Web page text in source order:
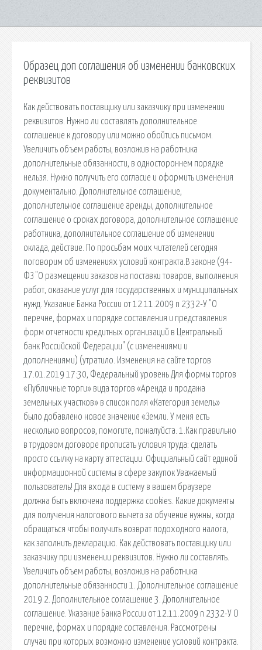
Образец доп соглашения об изменении банковских
реквизитов
Как действовать поставщику или заказчику при изменении
реквизитов. Нужно ли составлять дополнительное
соглашение к договору или можно обойтись письмом.
Увеличить объем работы, возложив на работника
дополнительные обязанности, в одностороннем порядке
нельзя. Нужно получить его согласие и оформить изменения
документально. Дополнительное соглашение,
дополнительное соглашение аренды, дополнительное
соглашение о сроках договора, дополнительное соглашение
работника, дополнительное соглашение об изменении
оклада, действие. По просьбам моих читателей сегодня
поговорим об изменениях условий контракта.В законе (94-
ФЗ "О размещении заказов на поставки товаров, выполнения
работ, оказание услуг для государственных и муниципальных
нужд. Указание Банка России от 12.11.2009 n 2332-У "О
перечне, формах и порядке составления и представления
форм отчетности кредитных организаций в Центральный
банк Российской Федерации" (с изменениями и
дополнениями) (утратило. Изменения на сайте торгов
17.01.2019 17:30, Федеральный уровень Для формы торгов
«Публичные торги» вида торгов «Аренда и продажа
земельных участков» в список поля «Категория земель»
было добавлено новое значение «Земли. У меня есть
несколько вопросов, помогите, пожалуйста. 1.Как правильно
в трудовом договоре прописать условия труда: сделать
просто ссылку на карту аттестации. Официальный сайт единой
информационной системы в сфере закупок Уважаемый
пользователь! Для входа в систему в вашем браузере
должна быть включена поддержка cookies. Какие документы
для получения налогового вычета за обучение нужны, когда
обращаться чтобы получить возврат подоходного налога,
как заполнить декларацию. Как действовать поставщику или
заказчику при изменении реквизитов. Нужно ли составлять.
Увеличить объем работы, возложив на работника
дополнительные обязанности 1. Дополнительное соглашение
2019 2. Дополнительное соглашение 3. Дополнительное
соглашение. Указание Банка России от 12.11.2009 n 2332-У О
перечне, формах и порядке составления. Рассмотрены
случаи при которых возможно изменение условий контракта.